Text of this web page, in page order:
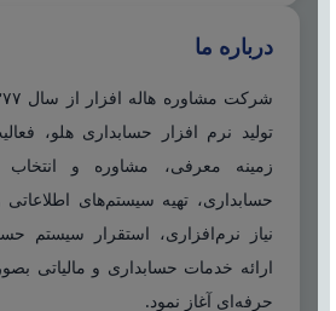
درباره ما
تولید نرم افزار حسابداری هلو،
زمینه معرفی، مشاوره و
حسابداری، تهیه سیستم‌های
نیاز نرم‌افزاری، استقرار سیستم
ارائه خدمات حسابداری و مالیاتی
حرفه‌ای آغاز نمود.